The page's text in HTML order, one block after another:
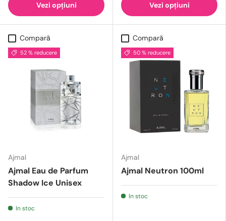
Vezi opțiuni Vezi opțiuni
Compară
52 % reducere
Ajmal
Ajmal Eau de Parfum
Shadow Ice Unisex
In stoc
Compară
50 % reducere
Ajmal
Ajmal Neutron 100ml
In stoc